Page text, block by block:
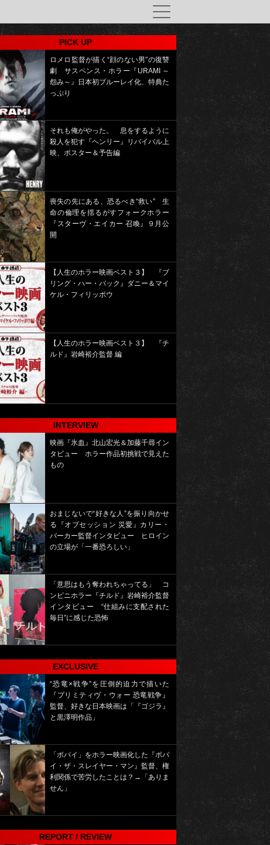
PICK UP
ロメロ監督が描く“顔のない男”の復讐
劇 サスペンス・ホラー『URAMI ～
怨み～』日本初ブルーレイ化、特典た
っぷり
それも俺がやった。 息をするように
殺人を犯す『ヘンリー』リバイバル上
映、ポスター＆予告編
喪失の先にある、恐るべき“救い” 生
命の倫理を揺るがすフォークホラー
『スターヴ・エイカー 召喚』９月公
開
【人生のホラー映画ベスト３】 『ブ
リング・ハー・バック』ダニー＆マイ
ケル・フィリッポウ
【人生のホラー映画ベスト３】 『チ
ルド』岩崎裕介監督 編
INTERVIEW
映画『氷血』北山宏光＆加藤千尋イン
タビュー ホラー作品初挑戦で見えた
もの
おまじないで“好きな人”を振り向かせ
る『オブセッション 災愛』カリー・
バーカー監督インタビュー ヒロイン
の立場が「一番恐ろしい」
「意思はもう奪われちゃってる」 コ
ンビニホラー『チルド』岩崎裕介監督
インタビュー “仕組みに支配された
毎日”に感じた恐怖
EXCLUSIVE
“恐竜×戦争”を圧倒的迫力で描いた
『プリミティヴ・ウォー 恐竜戦争』
監督、好きな日本映画は「『ゴジラ』
と黒澤明作品」
「ポパイ」をホラー映画化した『ポパ
イ・ザ・スレイヤー・マン』監督、権
利関係で苦労したことは？→「ありま
せん」
REPORT / REVIEW